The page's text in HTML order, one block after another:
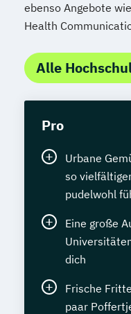
ebenso Angebote
Health
Alle
Pro
Urbane
so
pudelwohl
Eine große
dich
Frische
paar